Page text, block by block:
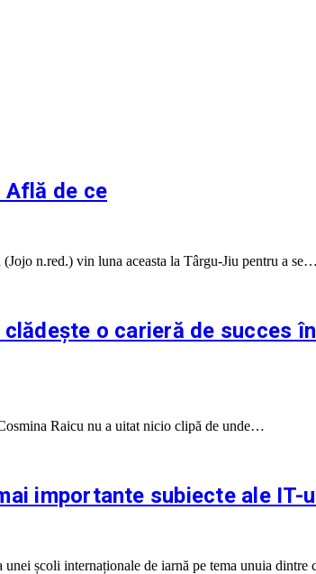
Află de ce
n.red.) vin luna aceasta la Târgu-Jiu pentru a se…
o carieră de succes
Raicu nu a uitat nicio clipă de unde…
importante subiecte ale IT-
unei școli internaționale de iarnă pe tema unuia